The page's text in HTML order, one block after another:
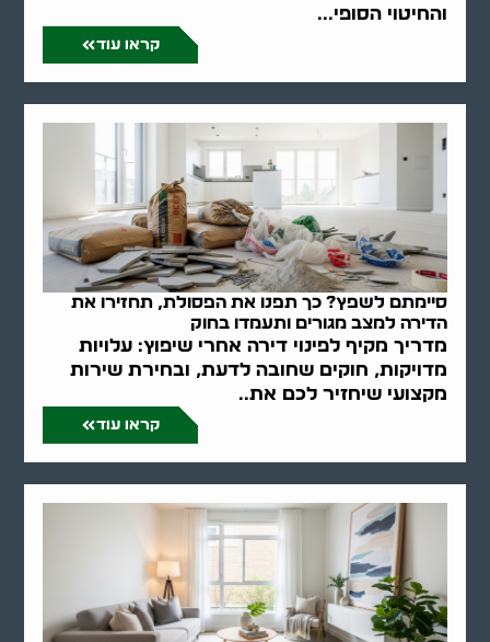
והחיטוי הסופי...
קראו עוד
סיימתם לשפץ? כך תפנו את הפסולת, תחזירו את
הדירה למצב מגורים ותעמדו בחוק
מדריך מקיף לפינוי דירה אחרי שיפוץ: עלויות
מדויקות, חוקים שחובה לדעת, ובחירת שירות
מקצועי שיחזיר לכם את..
קראו עוד